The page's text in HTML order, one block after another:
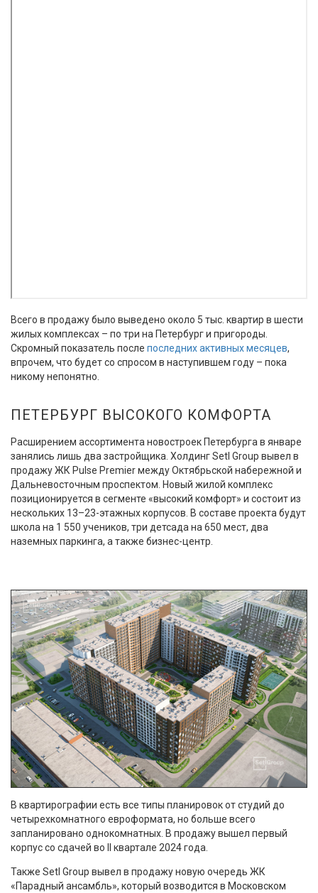
Всего в продажу было выведено около 5 тыс. квартир в шести
жилых комплексах – по три на Петербург и пригороды.
Скромный показатель после последних активных месяцев,
впрочем, что будет со спросом в наступившем году – пока
никому непонятно.
ПЕТЕРБУРГ ВЫСОКОГО КОМФОРТА
Расширением ассортимента новостроек Петербурга в январе
занялись лишь два застройщика. Холдинг Setl Group вывел в
продажу ЖК Pulse Premier между Октябрьской набережной и
Дальневосточным проспектом. Новый жилой комплекс
позиционируется в сегменте «высокий комфорт» и состоит из
нескольких 13–23-этажных корпусов. В составе проекта будут
школа на 1 550 учеников, три детсада на 650 мест, два
наземных паркинга, а также бизнес-центр.
В квартирографии есть все типы планировок от студий до
четырехкомнатного евроформата, но больше всего
запланировано однокомнатных. В продажу вышел первый
корпус со сдачей во II квартале 2024 года.
Также Setl Group вывел в продажу новую очередь ЖК
«Парадный ансамбль», который возводится в Московском